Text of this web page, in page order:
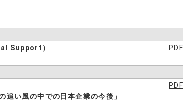
Support）
PDF
追い風の中での日本企業の今後」
PDF